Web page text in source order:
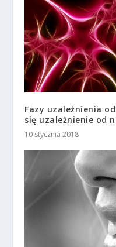
Fazy uzależnienia
się uzależnienie od
10 stycznia 2018